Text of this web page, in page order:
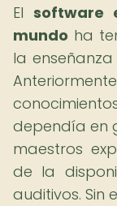
Elsoftware
mundo ha
la
dependía en
maestros
de la
auditivos. Sin